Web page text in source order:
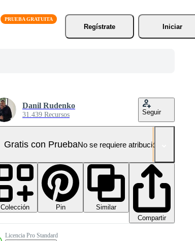
Regístrate
Iniciar
Danil Rudenko
31.439 Recursos Seguir
Gratis con PruebaNo se requiere atribución!
Colección Pin
Similar
Compartir
Licencia Pro Standard